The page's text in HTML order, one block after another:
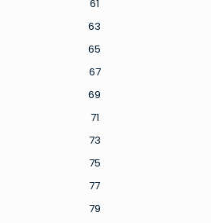
61
63
65
67
69
71
73
75
77
79